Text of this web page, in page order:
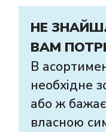
НЕ
ВАМ
В
необхідне
або ж
власною